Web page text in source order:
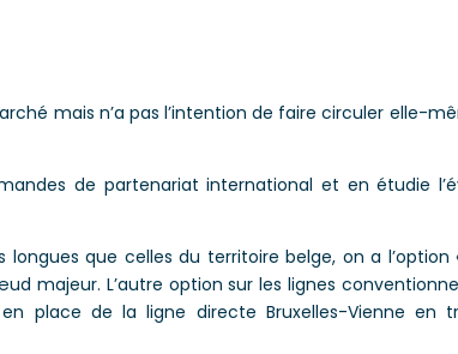
mais n’a pas l’intention de faire circuler elle-
de partenariat international et en étudie
que celles du territoire belge, on a l’option
majeur. L’autre option sur les lignes
place de la ligne directe Bruxelles-Vienne en